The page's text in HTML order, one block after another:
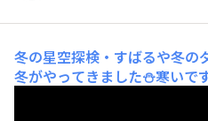
冬の星空探検・すばるや冬の
冬がやってきました⛄寒いで